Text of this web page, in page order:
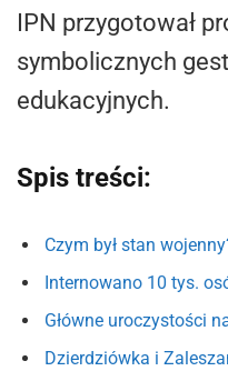
IPN przygotował
symbolicznych
edukacyjnych.
Spis treści:
Czym był stan
Internowano 10 tys.
Główne uroczystości
Dzierdziówka i